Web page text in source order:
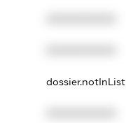
dossier.notInList